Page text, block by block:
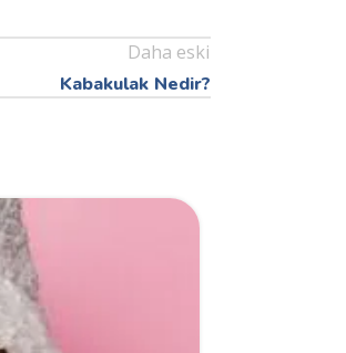
Daha eski
Kabakulak Nedir?